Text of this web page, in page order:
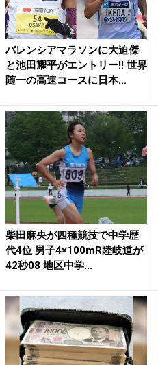
バレンシアマラソンに大迫傑
と池田耀平がエントリー!! 世界
随一の高速コースに日本...
柴田麻央が四種競技で中学歴
代4位 男子4×100mR陸岐道が
42秒08 地区中学...